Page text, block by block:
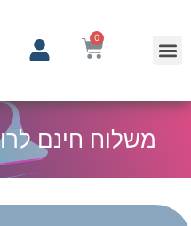
0
משלוח חינם